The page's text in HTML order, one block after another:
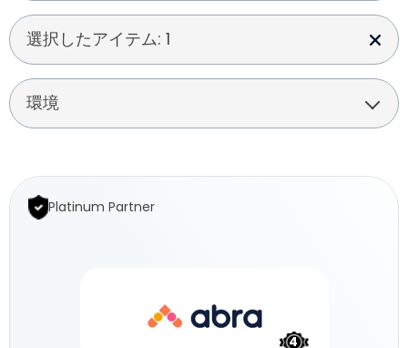
選択したアイテム: 1
環境
Platinum Partner
4